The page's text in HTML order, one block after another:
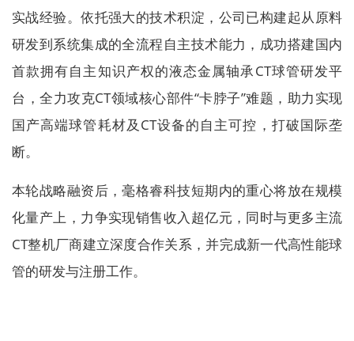
实战经验。依托强大的技术积淀，公司已构建起从原料
研发到系统集成的全流程自主技术能力，成功搭建国内
首款拥有自主知识产权的液态金属轴承CT球管研发平
台，全力攻克CT领域核心部件“卡脖子”难题，助力实现
国产高端球管耗材及CT设备的自主可控，打破国际垄
断。
本轮战略融资后，毫格睿科技短期内的重心将放在规模
化量产上，力争实现销售收入超亿元，同时与更多主流
CT整机厂商建立深度合作关系，并完成新一代高性能球
管的研发与注册工作。